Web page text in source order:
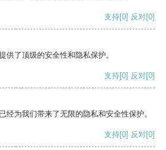
支持[0] 反对[0]
供了顶级的安全性和隐私保护。
支持[0] 反对[0]
经为我们带来了无限的隐私和安全性保护。
支持[0] 反对[0]